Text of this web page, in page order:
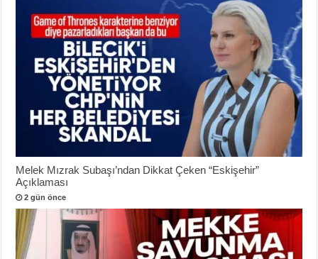
Melek Mızrak Subaşı’ndan Dikkat Çeken “Eskişehir”
Açıklaması
2 gün önce